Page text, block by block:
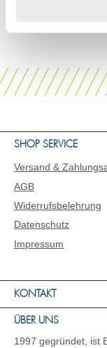
SHOP SERVICE
Versand &
AGB
Widerrufsbelehrung
Datenschutz
Impressum
KONTAKT
ÜBER UNS
1997 gegründet, ist